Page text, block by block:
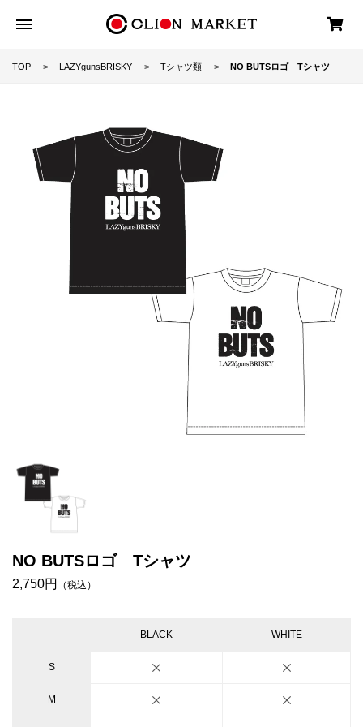
TOP LAZYgunsBRISKY Tシャツ類 NO BUTSロゴ Tシャツ
NO BUTSロゴ Tシャツ
2,750円 （税込）
BLACK WHITE
S
M